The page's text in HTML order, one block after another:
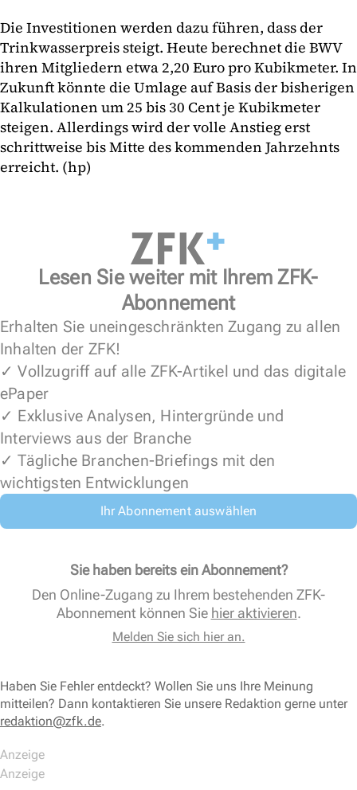
Die Investitionen werden dazu führen, dass der
Trinkwasserpreis steigt. Heute berechnet die BWV
ihren Mitgliedern etwa 2,20 Euro pro Kubikmeter. In
Zukunft könnte die Umlage auf Basis der bisherigen
Kalkulationen um 25 bis 30 Cent je Kubikmeter
steigen. Allerdings wird der volle Anstieg erst
schrittweise bis Mitte des kommenden Jahrzehnts
erreicht. (hp)
Lesen Sie weiter mit Ihrem ZFK-
Abonnement
Erhalten Sie uneingeschränkten Zugang zu allen
Inhalten der ZFK!
✓ Vollzugriff auf alle ZFK-Artikel und das digitale
ePaper
✓ Exklusive Analysen, Hintergründe und
Interviews aus der Branche
✓ Tägliche Branchen-Briefings mit den
wichtigsten Entwicklungen
Ihr Abonnement auswählen
Sie haben bereits ein Abonnement?
Den Online-Zugang zu Ihrem bestehenden ZFK-
Abonnement können Sie hier aktivieren.
Melden Sie sich hier an.
Haben Sie Fehler entdeckt? Wollen Sie uns Ihre Meinung
mitteilen? Dann kontaktieren Sie unsere Redaktion gerne unter
redaktion@zfk.de.